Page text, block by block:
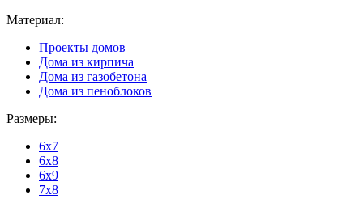
Материал:
Проекты домов
Дома из кирпича
Дома из газобетона
Дома из пеноблоков
Размеры:
6x7
6x8
6x9
7x8